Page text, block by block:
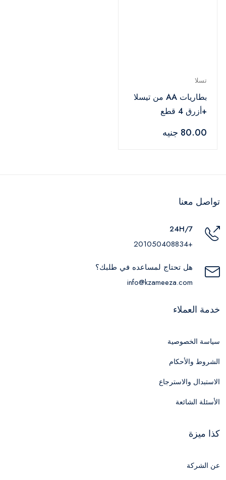
تسلا
بطاريات AA من تيسلا
+أزرق 4 قطع
80.00 جنيه
تواصل معنا
24H/7
+201050408834
هل تحتاج لمساعده في طلبك؟
info@kzameeza.com
خدمة العملاء
سياسة الخصوصية
الشروط والأحكام
الاستبدال والاسترجاع
الأسئلة الشائعة
كذا ميزة
عن الشركة